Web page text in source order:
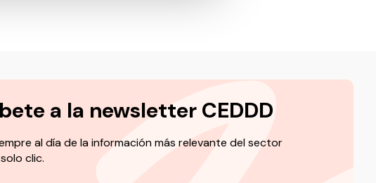
a la newsletter CEDDD
al día de la información más relevante del sector
clic.